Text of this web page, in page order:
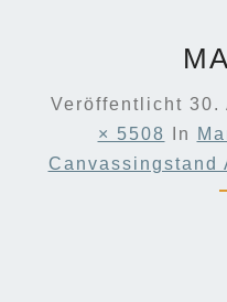
Veröffentlicht 30.
× 5508
In
Canvassingstand